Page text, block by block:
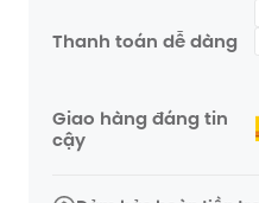
Thanh toán dễ dàng
Giao hàng đáng tin
cậy